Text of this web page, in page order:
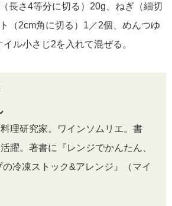
長さ4等分に切る）20g、ねぎ（細切
（2cm角に切る）1／2個、めんつゆ
ル小さじ2を入れて混ぜる。
理研究家。ワインソムリエ。書
躍。著書に『レンジでかんたん、
冷凍ストック&アレンジ』（マイ